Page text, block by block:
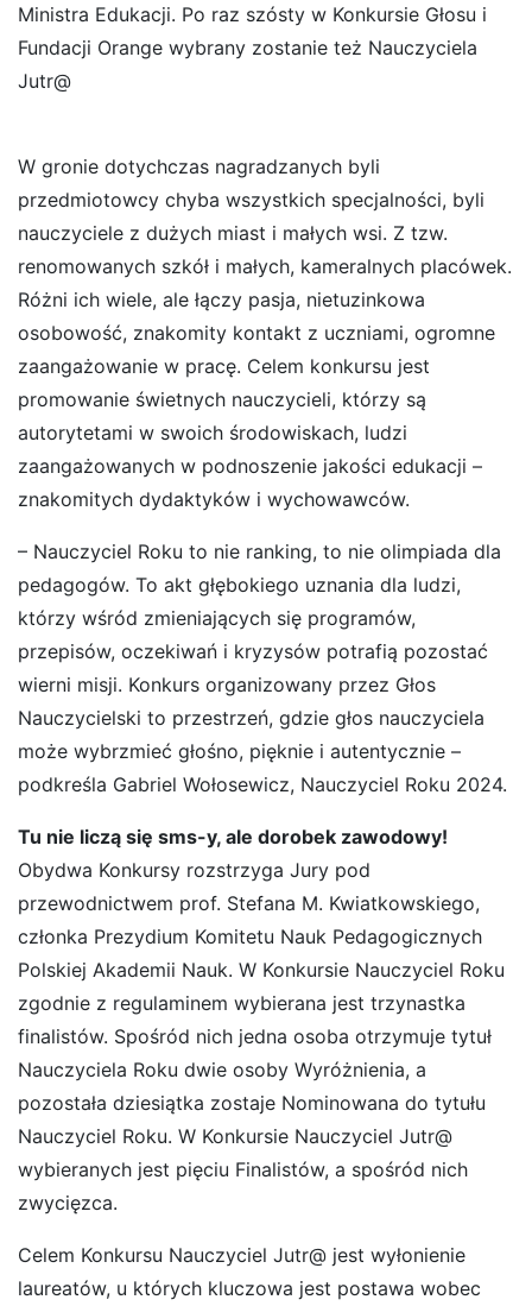
Ministra Edukacji. Po raz szósty w Konkursie Głosu i
Fundacji Orange wybrany zostanie też Nauczyciela
Jutr@
W gronie dotychczas nagradzanych byli
przedmiotowcy chyba wszystkich specjalności, byli
nauczyciele z dużych miast i małych wsi. Z tzw.
renomowanych szkół i małych, kameralnych placówek.
Różni ich wiele, ale łączy pasja, nietuzinkowa
osobowość, znakomity kontakt z uczniami, ogromne
zaangażowanie w pracę. Celem konkursu jest
promowanie świetnych nauczycieli, którzy są
autorytetami w swoich środowiskach, ludzi
zaangażowanych w podnoszenie jakości edukacji –
znakomitych dydaktyków i wychowawców.
– Nauczyciel Roku to nie ranking, to nie olimpiada dla
pedagogów. To akt głębokiego uznania dla ludzi,
którzy wśród zmieniających się programów,
przepisów, oczekiwań i kryzysów potrafią pozostać
wierni misji. Konkurs organizowany przez Głos
Nauczycielski to przestrzeń, gdzie głos nauczyciela
może wybrzmieć głośno, pięknie i autentycznie –
podkreśla Gabriel Wołosewicz, Nauczyciel Roku 2024.
Tu nie liczą się sms-y, ale dorobek zawodowy!
Obydwa Konkursy rozstrzyga Jury pod
przewodnictwem prof. Stefana M. Kwiatkowskiego,
członka Prezydium Komitetu Nauk Pedagogicznych
Polskiej Akademii Nauk. W Konkursie Nauczyciel Roku
zgodnie z regulaminem wybierana jest trzynastka
finalistów. Spośród nich jedna osoba otrzymuje tytuł
Nauczyciela Roku dwie osoby Wyróżnienia, a
pozostała dziesiątka zostaje Nominowana do tytułu
Nauczyciel Roku. W Konkursie Nauczyciel Jutr@
wybieranych jest pięciu Finalistów, a spośród nich
zwycięzca.
Celem Konkursu Nauczyciel Jutr@ jest wyłonienie
laureatów, u których kluczowa jest postawa wobec